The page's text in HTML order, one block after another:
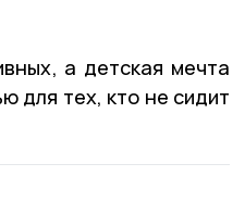
а детская мечта
для тех, кто не сидит